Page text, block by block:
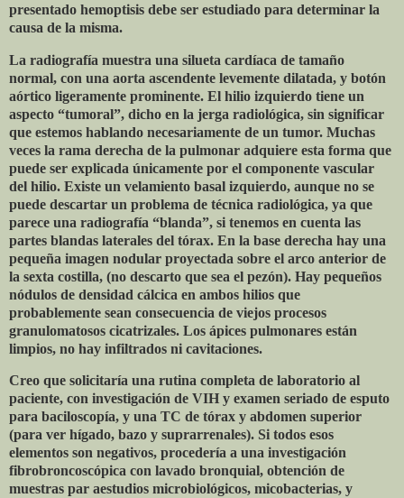
presentado hemoptisis debe ser estudiado para determinar la
causa de la misma.
La radiografía muestra una silueta cardíaca de tamaño
normal, con una aorta ascendente levemente dilatada, y botón
aórtico ligeramente prominente. El hilio izquierdo tiene un
aspecto “tumoral”, dicho en la jerga radiológica, sin significar
que estemos hablando necesariamente de un tumor. Muchas
veces la rama derecha de la pulmonar adquiere esta forma que
puede ser explicada únicamente por el componente vascular
del hilio. Existe un velamiento basal izquierdo, aunque no se
puede descartar un problema de técnica radiológica, ya que
parece una radiografía “blanda”, si tenemos en cuenta las
partes blandas laterales del tórax. En la base derecha hay una
pequeña imagen nodular proyectada sobre el arco anterior de
la sexta costilla, (no descarto que sea el pezón). Hay pequeños
nódulos de densidad cálcica en ambos hilios que
probablemente sean consecuencia de viejos procesos
granulomatosos cicatrizales. Los ápices pulmonares están
limpios, no hay infiltrados ni cavitaciones.
Creo que solicitaría una rutina completa de laboratorio al
paciente, con investigación de VIH y examen seriado de esputo
para baciloscopía, y una TC de tórax y abdomen superior
(para ver hígado, bazo y suprarrenales). Si todos esos
elementos son negativos, procedería a una investigación
fibrobroncoscópica con lavado bronquial, obtención de
muestras par aestudios microbiológicos, micobacterias, y